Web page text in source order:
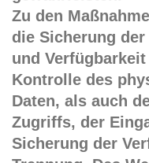
Zu den
die Sicherung
und
Kontrolle des
Daten, als auch
Zugriffs, der
Sicherung der